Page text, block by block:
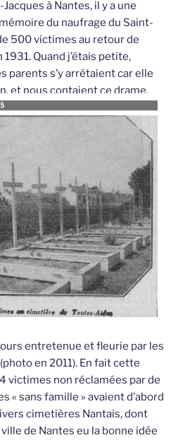
à Nantes, il y a une
du naufrage du Saint-
500 victimes au retour de
Quand j’étais petite,
parents s’y arrêtaient car elle
et nous contaient ce drame.
entretenue et fleurie par les
en 2011). En fait cette
victimes non réclamées par de
« sans famille » avaient d’abord
cimetières Nantais, dont
de Nantes eu la bonne idée